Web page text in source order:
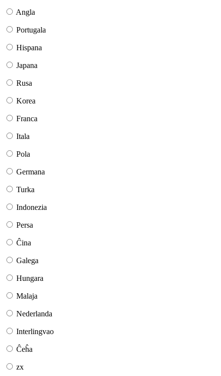
Angla
Portugala
Hispana
Japana
Rusa
Korea
Franca
Itala
Pola
Germana
Turka
Indonezia
Persa
Ĉina
Galega
Hungara
Malaja
Nederlanda
Interlingvao
Ĉeĥa
zx